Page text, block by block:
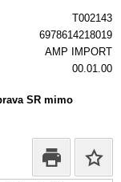
T002143
6978614218019
AMP IMPORT
00.01.00
SR mimo